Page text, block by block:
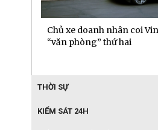
Chủ xe doanh nhân coi
“văn phòng” thứ hai
THỜI SỰ
KIỂM SÁT 24H